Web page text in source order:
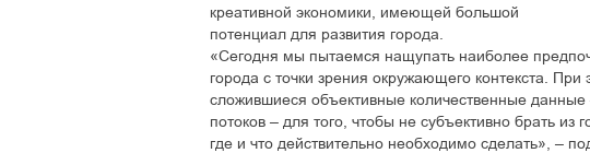
креативной экономики, имеющей большой
потенциал для развития города.
«Сегодня мы пытаемся нащупать наиболее
города с точки зрения окружающего контекста.
сложившиеся объективные количественные
потоков – для того, чтобы не субъективно брать из
где и что действительно необходимо сделать», –